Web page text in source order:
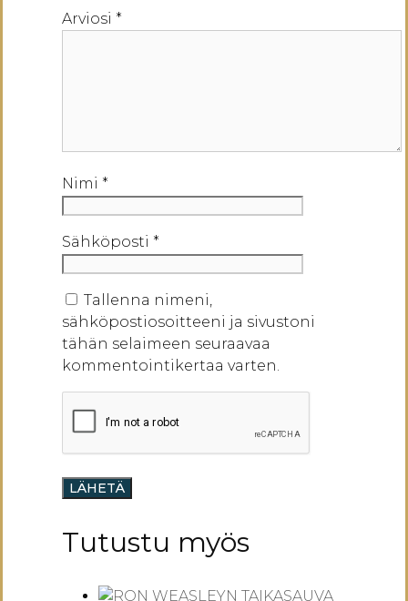
Arviosi *
Nimi *
Sähköposti *
Tallenna nimeni,
sähköpostiosoitteeni ja sivustoni
tähän selaimeen seuraavaa
kommentointikertaa varten.
Tutustu myös